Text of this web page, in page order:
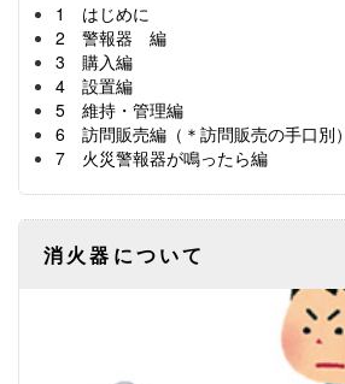
1 はじめに
2 警報器 編
3 購入編
4 設置編
5 維持・管理編
6 訪問販売編（＊訪問販売の手口別）
7 火災警報器が鳴ったら編
消火器について